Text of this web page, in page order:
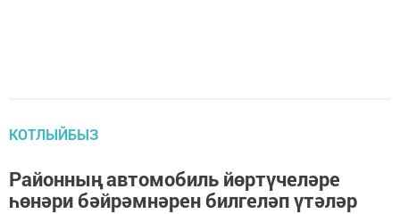
КОТЛЫЙБЫЗ
Районның автомобиль йөртүчеләре
һөнәри бәйрәмнәрен билгеләп үтәләр